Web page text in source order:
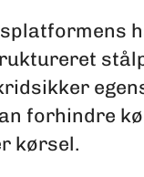
forhindre
kørsel.